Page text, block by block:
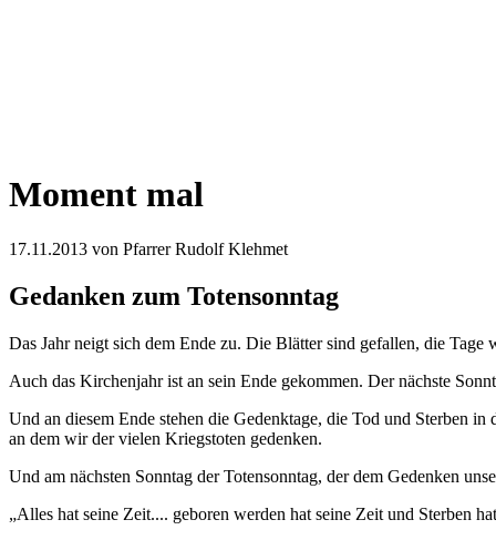
Moment mal
17.11.2013 von Pfarrer Rudolf Klehmet
Gedanken zum Totensonntag
Das Jahr neigt sich dem Ende zu. Die Blätter sind gefallen, die
Auch das Kirchenjahr ist an sein Ende gekommen. Der nächste
Und an diesem Ende stehen die Gedenktage, die Tod und Sterben
an dem wir der vielen Kriegstoten gedenken.
Und am nächsten Sonntag der Totensonntag, der dem Gedenken
„Alles hat seine Zeit.... geboren werden hat seine Zeit und Sterben